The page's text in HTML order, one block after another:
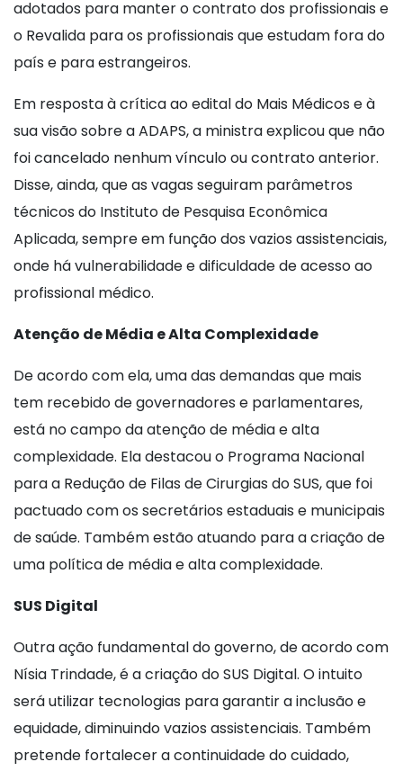
adotados para manter o contrato dos profissionais e
o Revalida para os profissionais que estudam fora do
país e para estrangeiros.
Em resposta à crítica ao edital do Mais Médicos e à
sua visão sobre a ADAPS, a ministra explicou que não
foi cancelado nenhum vínculo ou contrato anterior.
Disse, ainda, que as vagas seguiram parâmetros
técnicos do Instituto de Pesquisa Econômica
Aplicada, sempre em função dos vazios assistenciais,
onde há vulnerabilidade e dificuldade de acesso ao
profissional médico.
Atenção de Média e Alta Complexidade
De acordo com ela, uma das demandas que mais
tem recebido de governadores e parlamentares,
está no campo da atenção de média e alta
complexidade. Ela destacou o Programa Nacional
para a Redução de Filas de Cirurgias do SUS, que foi
pactuado com os secretários estaduais e municipais
de saúde. Também estão atuando para a criação de
uma política de média e alta complexidade.
SUS Digital
Outra ação fundamental do governo, de acordo com
Nísia Trindade, é a criação do SUS Digital. O intuito
será utilizar tecnologias para garantir a inclusão e
equidade, diminuindo vazios assistenciais. Também
pretende fortalecer a continuidade do cuidado,